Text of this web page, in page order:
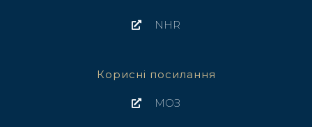
NHR
Корисні посилання
МОЗ